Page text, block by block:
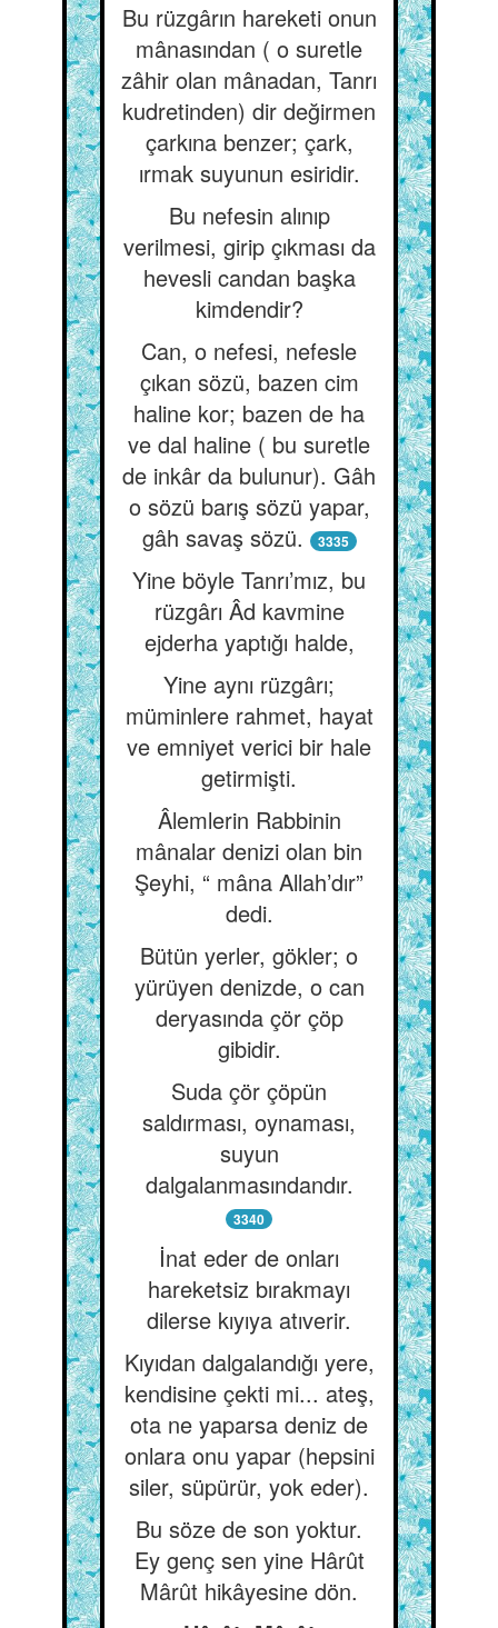
Bu rüzgârın hareketi onun
mânasından ( o suretle
zâhir olan mânadan, Tanrı
kudretinden) dir değirmen
çarkına benzer; çark,
ırmak suyunun esiridir.
Bu nefesin alınıp
verilmesi, girip çıkması da
hevesli candan başka
kimdendir?
Can, o nefesi, nefesle
çıkan sözü, bazen cim
haline kor; bazen de ha
ve dal haline ( bu suretle
de inkâr da bulunur). Gâh
o sözü barış sözü yapar,
gâh savaş sözü.
3335
Yine böyle Tanrı’mız, bu
rüzgârı Âd kavmine
ejderha yaptığı halde,
Yine aynı rüzgârı;
müminlere rahmet, hayat
ve emniyet verici bir hale
getirmişti.
Âlemlerin Rabbinin
mânalar denizi olan bin
Şeyhi, “ mâna Allah’dır”
dedi.
Bütün yerler, gökler; o
yürüyen denizde, o can
deryasında çör çöp
gibidir.
Suda çör çöpün
saldırması, oynaması,
suyun
dalgalanmasındandır.
3340
İnat eder de onları
hareketsiz bırakmayı
dilerse kıyıya atıverir.
Kıyıdan dalgalandığı yere,
kendisine çekti mi... ateş,
ota ne yaparsa deniz de
onlara onu yapar (hepsini
siler, süpürür, yok eder).
Bu söze de son yoktur.
Ey genç sen yine Hârût
Mârût hikâyesine dön.